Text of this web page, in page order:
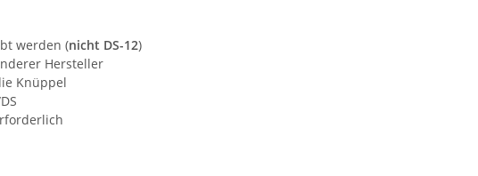
werden (nicht DS-12)
Hersteller
Knüppel